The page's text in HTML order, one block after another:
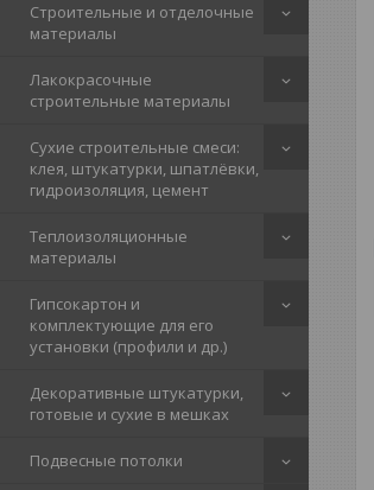
Строительные и отделочные
материалы
Лакокрасочные
строительные материалы
Сухие строительные смеси:
клея, штукатурки, шпатлёвки,
гидроизоляция, цемент
Теплоизоляционные
материалы
Гипсокартон и
комплектующие для его
установки (профили и др.)
Декоративные штукатурки,
готовые и сухие в мешках
Подвесные потолки